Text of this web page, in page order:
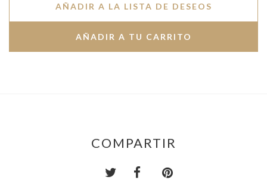
AÑADIR A LA LISTA DE DESEOS
COMPARTIR